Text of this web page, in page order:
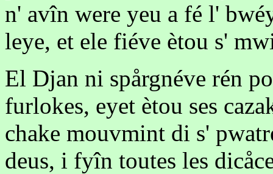
n' avîn were yeu a fé l'
leye, et ele fiéve ètou s'
El Djan ni spårgnéve rén
furlokes, eyet ètou ses
chake mouvmint di s'
deus, i fyîn toutes les